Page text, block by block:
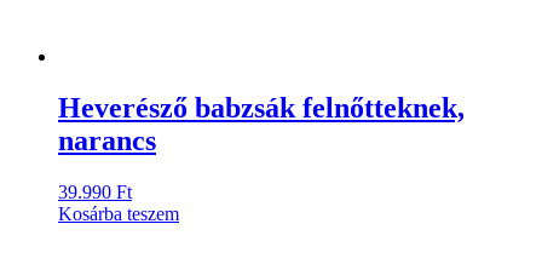
Heverésző babzsák felnőtteknek,
narancs
39.990 Ft
Kosárba teszem